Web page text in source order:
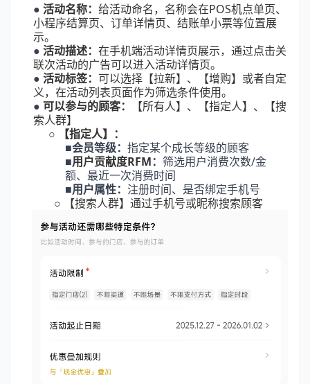
● 活动名称： 给活动命名，名称会在POS机点单页、
小程序结算页、订单详情页、结账单小票等位置展
示。
● 活动描述： 在手机端活动详情页展示，通过点击关
联次活动的广告可以进入活动详情页。
● 活动标签： 可以选择【拉新】、【增购】或者自定
义，在活动列表页面作为筛选条件使用。
● 可以参与的顾客：
【所有人】、【指定人】、【搜
索人群】
○
【指定人】：
■会员等级： 指定某个成长等级的顾客
■用户贡献度RFM： 筛选用户消费次数/金
额、最近一次消费时间
■用户属性： 注册时间、是否绑定手机号
○
【搜索人群】通过手机号或昵称搜索顾客